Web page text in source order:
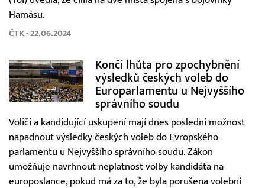
Hamásu.
ČTK - 22.06.2024
Končí lhůta pro zpochybnění
výsledků českých voleb do
Europarlamentu u Nejvyššího
správního soudu
Voliči a kandidující uskupení mají dnes poslední možnost
napadnout výsledky českých voleb do Evropského
parlamentu u Nejvyššího správního soudu. Zákon
umožňuje navrhnout neplatnost volby kandidáta na
europoslance, pokud má za to, že byla porušena volební